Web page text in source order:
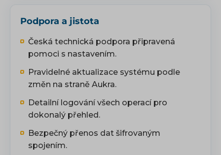
Podpora a jistota
Česká technická podpora připravená
pomoci s nastavením.
Pravidelné aktualizace systému podle
změn na straně Aukra.
Detailní logování všech operací pro
dokonalý přehled.
Bezpečný přenos dat šifrovaným
spojením.